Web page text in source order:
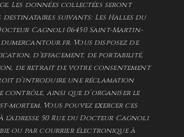
Les données collectées seront
destinataires suivants: Les Halles du
Cagnoli 06450 Saint-Martin-
Vous disposez de
d’effacement, de portabilité,
de retrait de votre consentement
d’introduire une réclamation
contrôle, ainsi que d’organiser le
mortem. Vous pouvez exercer ces
50 Rue du Docteur Cagnoli
ou par courrier électronique à